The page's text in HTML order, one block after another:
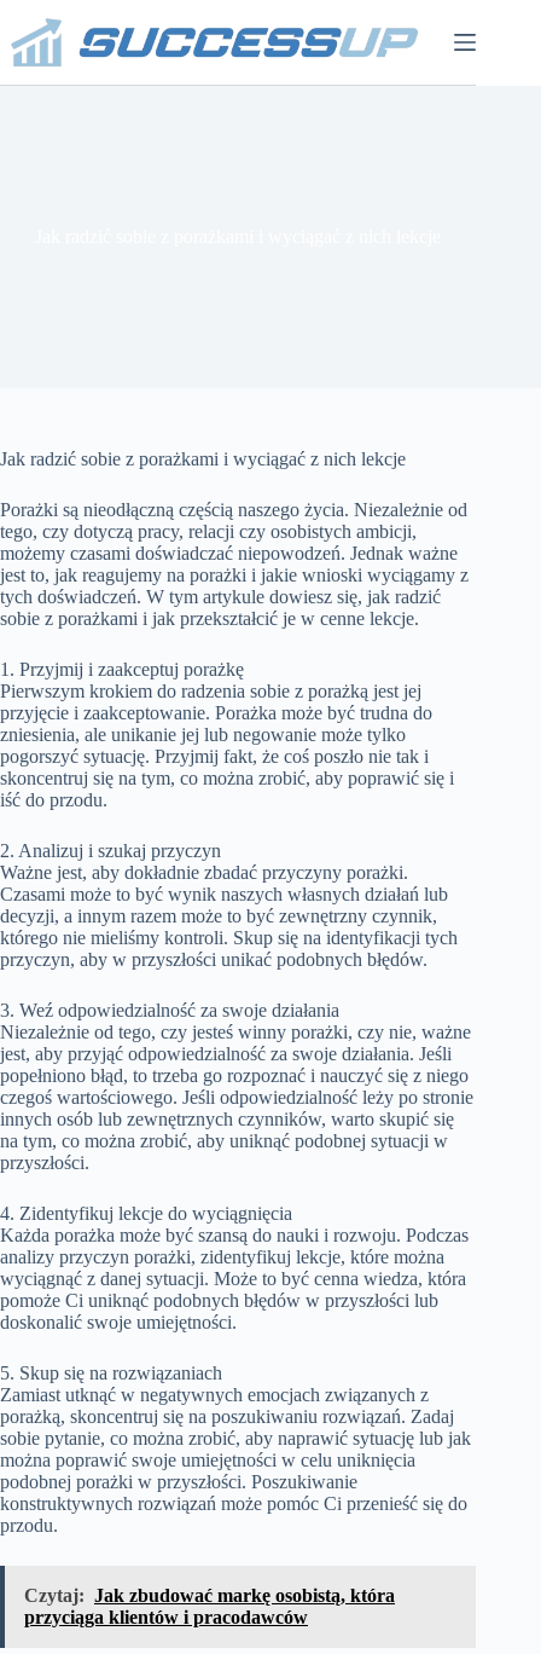
treści
Jak radzić sobie z porażkami i wyciągać z nich lekcje
Porażki są nieodłączną częścią naszego życia. Niezależnie od
tego, czy dotyczą pracy, relacji czy osobistych ambicji,
możemy czasami doświadczać niepowodzeń. Jednak ważne
jest to, jak reagujemy na porażki i jakie wnioski wyciągamy z
tych doświadczeń. W tym artykule dowiesz się, jak radzić
sobie z porażkami i jak przekształcić je w cenne lekcje.
1. Przyjmij i zaakceptuj porażkę
Pierwszym krokiem do radzenia sobie z porażką jest jej
przyjęcie i zaakceptowanie. Porażka może być trudna do
zniesienia, ale unikanie jej lub negowanie może tylko
pogorszyć sytuację. Przyjmij fakt, że coś poszło nie tak i
skoncentruj się na tym, co można zrobić, aby poprawić się i
iść do przodu.
2. Analizuj i szukaj przyczyn
Ważne jest, aby dokładnie zbadać przyczyny porażki.
Czasami może to być wynik naszych własnych działań lub
decyzji, a innym razem może to być zewnętrzny czynnik,
którego nie mieliśmy kontroli. Skup się na identyfikacji tych
przyczyn, aby w przyszłości unikać podobnych błędów.
3. Weź odpowiedzialność za swoje działania
Niezależnie od tego, czy jesteś winny porażki, czy nie, ważne
jest, aby przyjąć odpowiedzialność za swoje działania. Jeśli
popełniono błąd, to trzeba go rozpoznać i nauczyć się z niego
czegoś wartościowego. Jeśli odpowiedzialność leży po stronie
innych osób lub zewnętrznych czynników, warto skupić się
na tym, co można zrobić, aby uniknąć podobnej sytuacji w
przyszłości.
4. Zidentyfikuj lekcje do wyciągnięcia
Każda porażka może być szansą do nauki i rozwoju. Podczas
analizy przyczyn porażki, zidentyfikuj lekcje, które można
wyciągnąć z danej sytuacji. Może to być cenna wiedza, która
pomoże Ci uniknąć podobnych błędów w przyszłości lub
doskonalić swoje umiejętności.
5. Skup się na rozwiązaniach
Zamiast utknąć w negatywnych emocjach związanych z
porażką, skoncentruj się na poszukiwaniu rozwiązań. Zadaj
sobie pytanie, co można zrobić, aby naprawić sytuację lub jak
można poprawić swoje umiejętności w celu uniknięcia
podobnej porażki w przyszłości. Poszukiwanie
konstruktywnych rozwiązań może pomóc Ci przenieść się do
przodu.
Czytaj: Jak zbudować markę osobistą, która
przyciąga klientów i pracodawców